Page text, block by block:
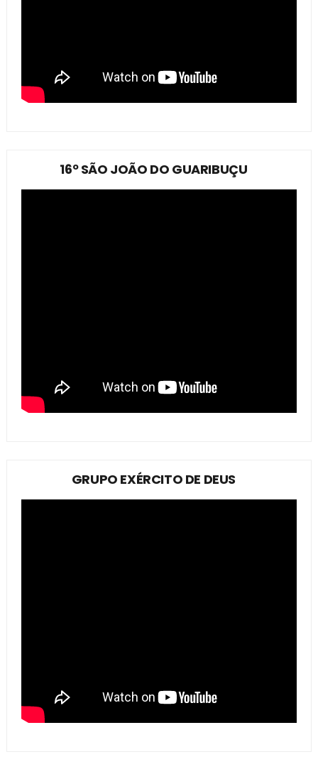
16º SÃO JOÃO DO GUARIBUÇU
GRUPO EXÉRCITO DE DEUS